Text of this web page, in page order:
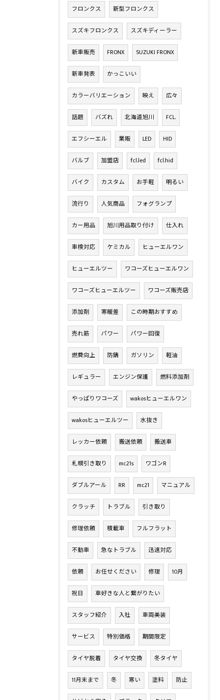
フロンクス 新型フロンクス
スズキフロンクス スズキディーラー
新車販売 FRONX SUZUKI FRONX
新車発表 かっこいい
カラーバリエーション 映え 広々
話題 バズれ 北海道旭川 FCL.
エフシーエル 業販 LED HID
バルブ 加盟店 fcl.led fcl.hid
バイク カスタム お手軽 明るい
流行り 人気商品 フォグランプ
カー用品 旭川用品取り付け 仕入れ
車検対応 ケミカル ヒューエルワン
ヒューエルツー ワコーズヒューエルワン
ワコーズヒューエルツー ワコーズ販売店
添加剤 寒暖差 この時期おすすめ
売れ筋 パワー パワー回復
燃費向上 防錆 ガソリン 軽油
レギュラー エンジン保護 燃料添加剤
やっぱりワコーズ wakosヒューエルワン
wakosヒューエルツー 水抜き
レッカー依頼 搬送依頼 搬送車
札幌引き取り mc21s ワゴンR
ダブルアール RR mc21 マニュアル
クラッチ トラブル 引き取り
修理依頼 積載車 フルフラット
不動車 急なトラブル 迅速対応
依頼 お任せください 修理 10月
祝日 車好きな人と繋がりたい
スタッフ紹介 入社 車両美装
サービス 特別価格 期間限定
タイヤ脱着 タイヤ交換 冬タイヤ
11月末まで 冬 寒い 塗料 防止